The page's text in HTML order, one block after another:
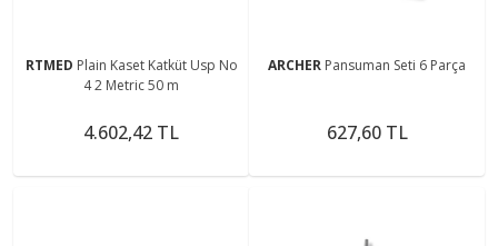
RTMED Plain Kaset Katküt Usp No
4 2 Metric 50 m
4.602,42 TL
ARCHER Pansuman Seti 6 Parça
627,60 TL